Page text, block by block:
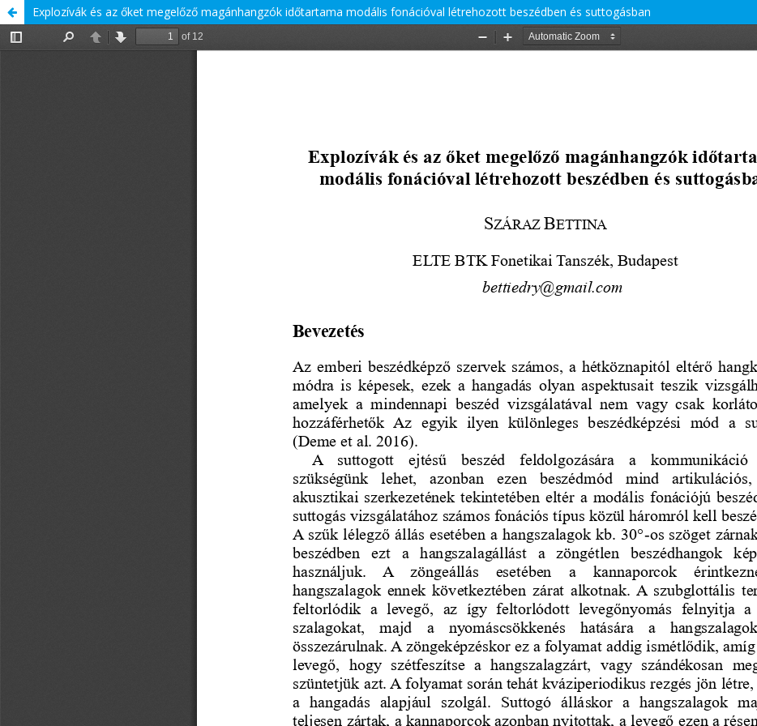
Explozívák és az őket megelőző magánhangzók időtartama modális fonációval létrehozott beszédben és suttogásban